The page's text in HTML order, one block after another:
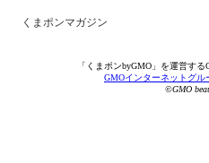
くまポンマガジン
「くまポンbyGMO」を運営す
GMOインターネットグル
©GMO